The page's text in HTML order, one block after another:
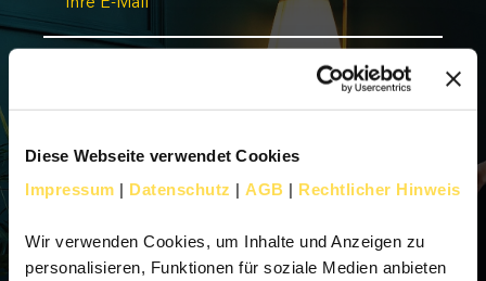
Diese Webseite verwendet Cookies
Impressum | Datenschutz | AGB | Rechtlicher Hinweis
Wir verwenden Cookies, um Inhalte und Anzeigen zu
personalisieren, Funktionen für soziale Medien anbieten
Mit einem Klick auf “Einsenden” erklären Sie sich
damit einverstanden, automatisierte Blog-Updates
von designfunktion mit Neuigkeiten, Best
Themen zu erhalten. Mit der Anmeldung zum
Blog-Newsletter sind Sie damit einverstanden, dass
Speicherung von Öffnungs- und Klickraten zu
Zwecken der Newsletter-Auswertung stattfindet.